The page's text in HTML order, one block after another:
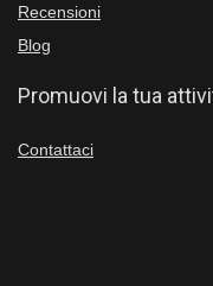
Recensioni
Blog
Promuovi la tua
Contattaci